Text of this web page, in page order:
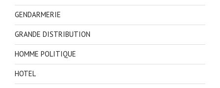
GENDARMERIE
GRANDE DISTRIBUTION
HOMME POLITIQUE
HOTEL